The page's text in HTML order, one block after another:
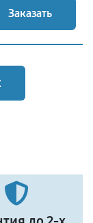
Заказать